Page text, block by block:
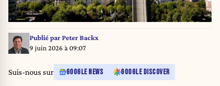
Publié parPeter Backx
9 juin 2026 à 09:07
Suis-nous sur GOOGLE NEWS GOOGLE DISCOVER